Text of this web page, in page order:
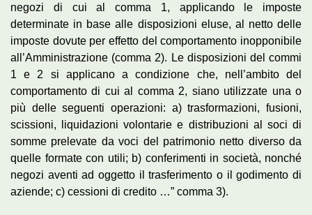
negozi di cui al comma 1, applicando le imposte
determinate in base alle disposizioni eluse, al netto delle
imposte dovute per effetto del comportamento inopponibile
all’Amministrazione (comma 2). Le disposizioni del commi
1 e 2 si applicano a condizione che, nell’ambito del
comportamento di cui al comma 2, siano utilizzate una o
più delle seguenti operazioni: a) trasformazioni, fusioni,
scissioni, liquidazioni volontarie e distribuzioni al soci di
somme prelevate da voci del patrimonio netto diverso da
quelle formate con utili; b) conferimenti in società, nonché
negozi aventi ad oggetto il trasferimento o il godimento di
aziende; c) cessioni di credito …” comma 3).